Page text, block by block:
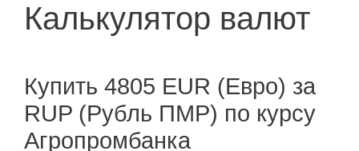
Калькулятор валют
Купить 4805 EUR (Евро) за
RUP (Рубль ПМР) по курсу
Агропромбанка